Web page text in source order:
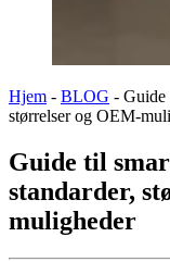
Hjem - BLOG - Guide
størrelser og OEM-
Guide til
standarder,
muligheder